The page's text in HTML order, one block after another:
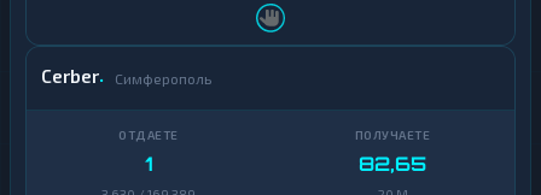
Cerber Симферополь
1 82,65